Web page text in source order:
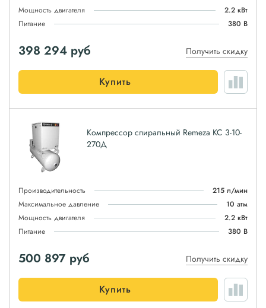
Мощность двигателя
2.2 кВт
Питание
380 В
398 294 руб Получить скидку
Купить
Компрессор спиральный Remeza КС 3-10-
270Д
Производительность
215 л/мин
Максимальное давление
10 атм
Мощность двигателя
2.2 кВт
Питание
380 В
500 897 руб Получить скидку
Купить